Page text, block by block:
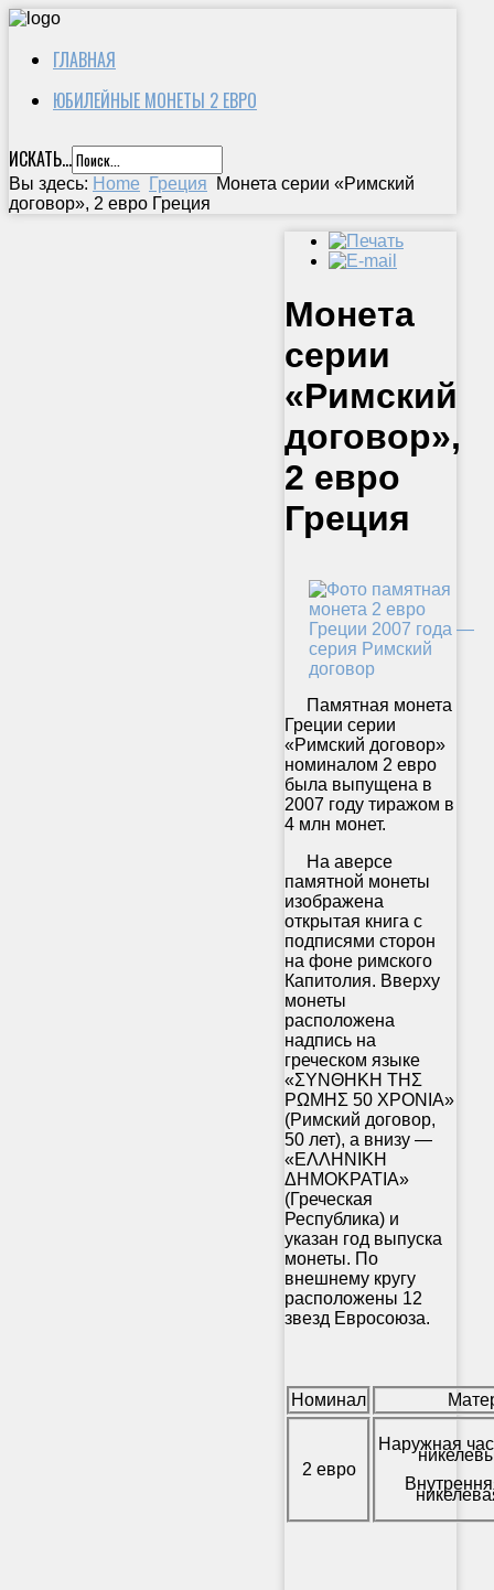
ГЛАВНАЯ
ЮБИЛЕЙНЫЕ МОНЕТЫ 2 ЕВРО
ИСКАТЬ...
Вы здесь: Home Греция
Монета серии «Римский
договор», 2 евро Греция
Монета
серии
«Римский
договор»,
2 евро
Греция
Памятная монета
Греции серии
«Римский договор»
номиналом 2 евро
была выпущена в
2007 году тиражом в
4 млн монет.
На аверсе
памятной монеты
изображена
открытая книга с
подписями сторон
на фоне римского
Капитолия. Вверху
монеты
расположена
надпись на
греческом языке
«ΣΥΝΘΗΚΗ ΤΗΣ
ΡΩΜΗΣ 50 XPONIA»
(Римский договор,
50 лет), а внизу —
«ΕΛΛΗΝΙΚΗ
ΔΗΜΟΚΡΑΤΙΑ»
(Греческая
Республика) и
указан год выпуска
монеты. По
внешнему кругу
расположены 12
звезд Евросоюза.
Номинал
2 евро
Наружная